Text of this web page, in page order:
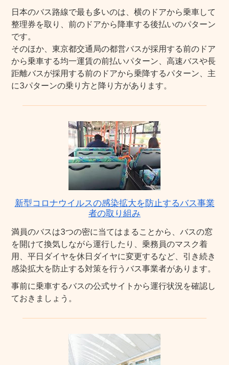
日本のバス路線で最も多いのは、横のドアから乗車して
整理券を取り、前のドアから降車する後払いのパターン
です。
そのほか、東京都交通局の都営バスが採用する前のドア
から乗車する均一運賃の前払いパターン、高速バスや長
距離バスが採用する前のドアから乗降するパターン、主
に3パターンの乗り方と降り方があります。
新型コロナウイルスの感染拡大を防止するバス事業
者の取り組み
満員のバスは3つの密に当てはまることから、バスの窓
を開けて換気しながら運行したり、乗務員のマスク着
用、平日ダイヤを休日ダイヤに変更するなど、引き続き
感染拡大を防止する対策を行うバス事業者があります。
事前に乗車するバスの公式サイトから運行状況を確認し
ておきましょう。